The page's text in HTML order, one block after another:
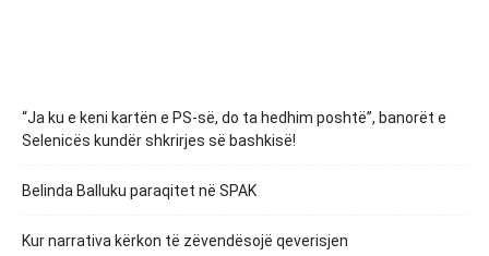
“Ja ku e keni kartën e PS-së, do ta hedhim poshtë”, banorët e
Selenicës kundër shkrirjes së bashkisë!
Belinda Balluku paraqitet në SPAK
Kur narrativa kërkon të zëvendësojë qeverisjen